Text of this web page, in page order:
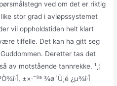
ved om det er riktig
stor grad i avløpssystemet
vil oppholdstiden helt klart
tilfelle. Det kan ha gitt seg
Deretter tas det
av motstående tannrekke. ¹¸¦
±×·¯³ª ¾ø´Ù¸é ¿µ¾î·Î